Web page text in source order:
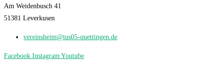
Am Weidenbusch 41
51381 Leverkusen
vereinsheim@tus05-quettingen.de
Facebook Instagram Youtube